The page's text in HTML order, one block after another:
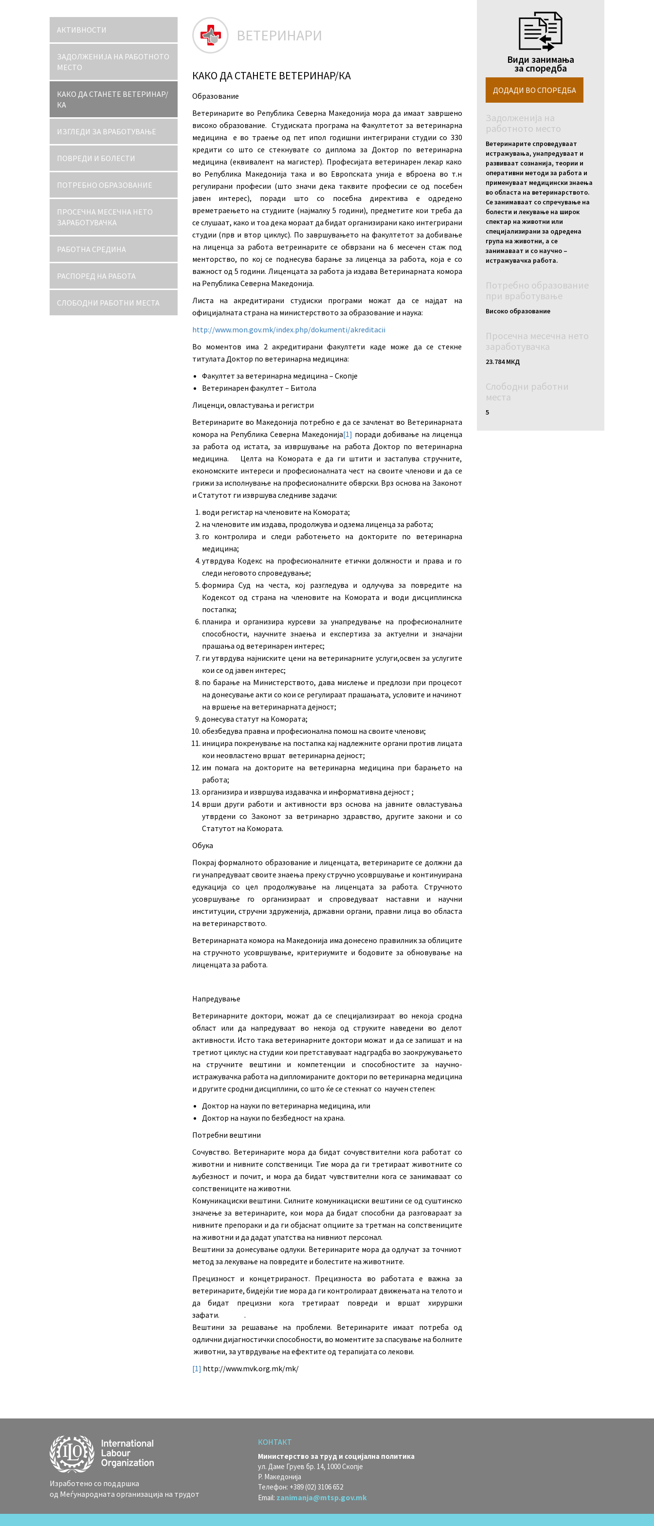
АКТИВНОСТИ
ЗАДОЛЖЕНИЈА НА РАБОТНОТО
МЕСТО
КАКО ДА СТАНЕТЕ ВЕТЕРИНАР/
КА
ИЗГЛЕДИ ЗА ВРАБОТУВАЊЕ
ПОВРЕДИ И БОЛЕСТИ
ПОТРЕБНО ОБРАЗОВАНИЕ
ПРОСЕЧНА МЕСЕЧНА НЕТО
ЗАРАБОТУВАЧКА
РАБОТНА СРЕДИНА
РАСПОРЕД НА РАБОТА
СЛОБОДНИ РАБОТНИ МЕСТА
ВЕТЕРИНАРИ
КАКО ДА СТАНЕТЕ ВЕТЕРИНАР/КА
Образование
Ветеринарите во Република Северна Македонија мора да имаат завршено
високо образование. Студиската програма на Факултетот за ветеринарна
медицина е во траење од пет ипол годишни интегрирани студии со 330
кредити со што се стекнувате со диплома за Доктор по ветеринарна
медицина (еквивалент на магистер). Професијата ветеринарен лекар како
во Република Македонија така и во Европската унија е вброена во т.н
регулирани професии (што значи дека таквите професии се од посебен
јавен интерес), поради што со посебна директива е одредено
времетраењето на студиите (најмалку 5 години), предметите кои треба да
се слушаат, како и тоа дека мораат да бидат организирани како интегрирани
студии (прв и втор циклус). По завршувањето на факултетот за добивање
на лиценца за работа ветреинарите се обврзани на 6 месечен стаж под
менторство, по кој се поднесува барање за лиценца за работа, која е со
важност од 5 години. Лиценцата за работа ја издава Ветеринарната комора
на Република Северна Македонија.
Листа на акредитирани студиски програми можат да се најдат на
официјалната страна на министерството за образование и наука:
http://www.mon.gov.mk/index.php/dokumenti/akreditacii
Во моментов има 2 акредитирани факултети каде може да се стекне
титулата Доктор по ветеринарна медицина:
Факултет за ветеринарна медицина – Скопје
Ветеринарен факултет – Битола
Лиценци, овластувања и регистри
Ветеринарите во Македонија потребно е да се зачленат во Ветеринарната
комора на Република Северна Македонија[1] поради добивање на лиценца
за работа од истата, за извршување на работа Доктор по ветеринарна
медицина. Целта на Комората е да ги штити и застапува стручните,
економските интереси и професионалната чест на своите членови и да се
грижи за исполнување на професионалните обврски. Врз основа на Законот
и Статутот ги извршува следниве задачи:
води регистар на членовите на Комората;
на членовите им издава, продолжува и одзема лиценца за работа;
го контролира и следи работењето на докторите по ветеринарна
медицина;
утврдува Кодекс на професионалните етички должности и права и го
следи неговото спроведување;
формира Суд на честа, кој разгледува и одлучува за повредите на
Кодексот од страна на членовите на Комората и води дисциплинска
постапка;
планира и организира курсеви за унапредување на професионалните
способности, научните знаења и експертиза за актуелни и значајни
прашања од ветеринарен интерес;
ги утврдува најниските цени на ветеринарните услуги,освен за услугите
кои се од јавен интерес;
по барање на Министерството, дава мислење и предлози при процесот
на донесување акти со кои се регулираат прашањата, условите и начинот
на вршење на ветеринарната дејност;
донесува статут на Комората;
обезбедува правна и професионална помош на своите членови;
иницира покренување на постапка кај надлежните органи против лицата
кои неовластено вршат ветеринарна дејност;
им помага на докторите на ветеринарна медицина при барањето на
работа;
организира и извршува издавачка и информативна дејност ;
врши други работи и активности врз основа на јавните овластувања
утврдени со Законот за ветринарно здравство, другите закони и со
Статутот на Комората.
Обука
Покрај формалното образование и лиценцата, ветеринарите се должни да
ги унапредуваат своите знаења преку стручно усовршување и континуирана
едукација со цел продолжување на лиценцата за работа. Стручното
усовршување го организираат и спроведуваат наставни и научни
институции, стручни здруженија, државни органи, правни лица во областа
на ветеринарството.
Ветеринарната комора на Македонија има донесено правилник за облиците
на стручното усовршување, критериумите и бодовите за обновување на
лиценцата за работа.
Напредување
Ветеринарните доктори, можат да се специјализираат во некоја сродна
област или да напредуваат во некоја од струките наведени во делот
активности. Исто така ветеринарните доктори можат и да се запишат и на
третиот циклус на студии кои претставуваат надградба во заокружувањето
на стручните вештини и компетенции и способностите за научно-
истражувачка работа на дипломираните доктори по ветеринарна медицина
и другите сродни дисциплини, со што ќе се стекнат со научен степен:
Доктор на науки по ветеринарна медицина, или
Доктор на науки по безбедност на храна.
Потребни вештини
Сочувство. Ветеринарите мора да бидат сочувствителни кога работат со
животни и нивните сопственици. Тие мора да ги третираат животните со
љубезност и почит, и мора да бидат чувствителни кога се занимаваат со
сопствениците на животни.
Комуникациски вештини. Силните комуникациски вештини се од суштинско
значење за ветеринарите, кои мора да бидат способни да разговараат за
нивните препораки и да ги објаснат опциите за третман на сопствениците
на животни и да дадат упатства на нивниот персонал.
Вештини за донесување одлуки. Ветеринарите мора да одлучат за точниот
метод за лекување на повредите и болестите на животните.
Прецизност и концетрираност. Прецизноста во работата е важна за
ветеринарите, бидејќи тие мора да ги контролираат движењата на телото и
да бидат прецизни кога третираат повреди и вршат хируршки
зафати. .
Вештини за решавање на проблеми. Ветеринарите имаат потреба од
одлични дијагностички способности, во моментите за спасување на болните
животни, за утврдување на ефектите од терапијата со лекови.
[1] http://www.mvk.org.mk/mk/
Види занимања
за споредба
Задолженија на
работното место
Ветеринарите спроведуваат
истражувања, унапредуваат и
развиваат сознанија, теории и
оперативни методи за работа и
применуваат медицински знаења
во областа на ветеринарството.
Се занимаваат со спречување на
болести и лекување на широк
спектар на животни или
специјализирани за одредена
група на животни, а се
занимаваат и со научно –
истражувачка работа.
Потребно образование
при вработување
Високо образование
Просечна месечна нето
заработувачка
23.784 МКД
Слободни работни
местa
5
Изработено со поддршка
од Меѓународната организација на трудот
КОНТАКТ
Министерство за труд и социјална политика
ул. Даме Груев бр. 14, 1000 Скопје
Р. Македонија
Телефон: +389 (02) 3106 652
Email: zanimanja@mtsp.gov.mk